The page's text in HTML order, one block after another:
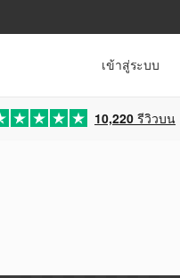
เข้าสู่ระบบ
10,220 รีวิวบน